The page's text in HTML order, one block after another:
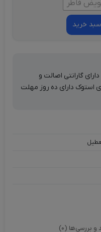
خرید
گارانتی اصالت و
استوک دارای ده روز مهلت
و بررسی‌ها (0)